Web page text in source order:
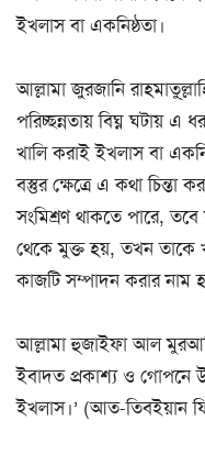
ইখলাস বা একনিষ্ঠতা।
আল্লামা জুরজানি
পরিচ্ছন্নতায় বিঘ্ন ঘটায় এ
খালি করাই ইখলাস বা
বস্তুর ক্ষেত্রে এ কথা চিন্তা
সংমিশ্রণ থাকতে পারে,
থেকে মুক্ত হয়, তখন তাকে
কাজটি সম্পাদন করার নাম
আল্লামা হুজাইফা আল
ইবাদত প্রকাশ্য ও গোপনে
ইখলাস।’ (আত-তিবইয়ান